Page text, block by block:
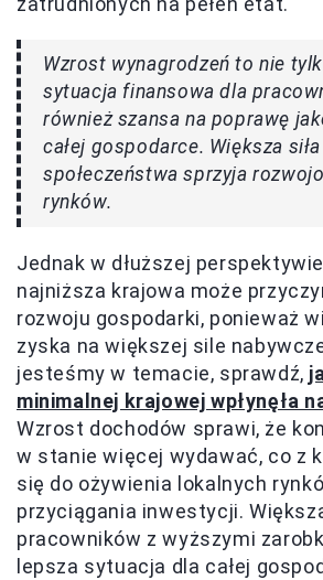
Wzrost wynagrodzeń to nie
sytuacja finansowa dla
również szansa na poprawę
całej gospodarce. Większa
społeczeństwa sprzyja
rynków.
Jednak w dłuższej
najniższa krajowa może
rozwoju gospodarki, ponieważ
zyska na większej sile
jesteśmy w temacie, sprawdź,
minimalnej krajowej wpłynęła
Wzrost dochodów sprawi, że
w stanie więcej wydawać, co z
się do ożywienia lokalnych
przyciągania inwestycji.
pracowników z wyższymi
lepsza sytuacja dla całej